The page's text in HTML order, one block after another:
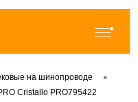
на шинопроводе •
Cristallo PRO795422